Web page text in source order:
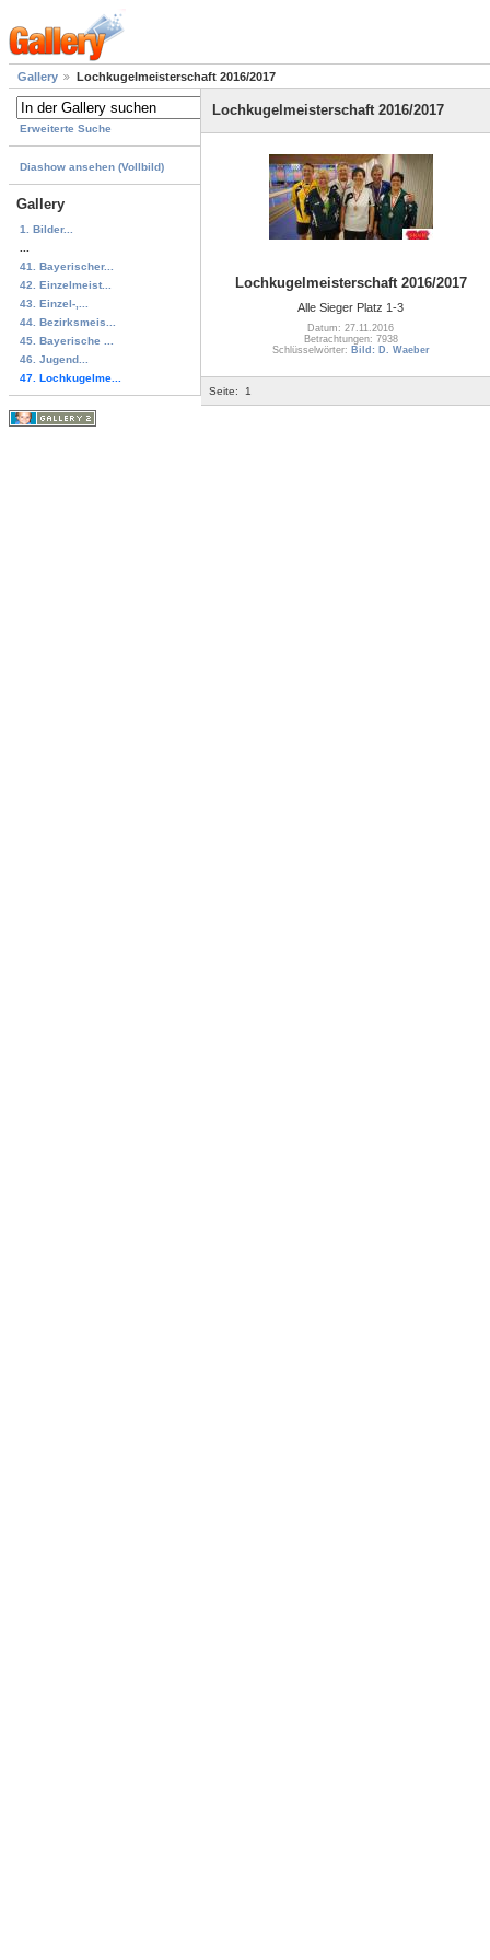
Gallery Lochkugelmeisterschaft 2016/2017
Erweiterte Suche
Diashow ansehen (Vollbild)
Gallery
1. Bilder...
41. Bayerischer...
42. Einzelmeist...
43. Einzel-,...
44. Bezirksmeis...
45. Bayerische ...
46. Jugend...
47. Lochkugelme...
Lochkugelmeisterschaft 2016/2017
Lochkugelmeisterschaft 2016/2017
Alle Sieger Platz 1-3
Datum: 27.11.2016
Betrachtungen: 7938
Schlüsselwörter: Bild: D. Waeber
Seite: 1